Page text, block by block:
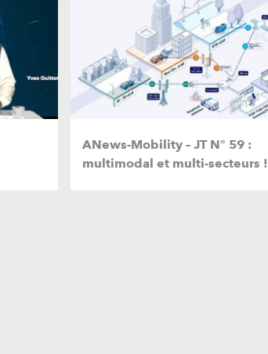
ANews-Mobility – JT N° 59 :
multimodal et multi-secteurs !